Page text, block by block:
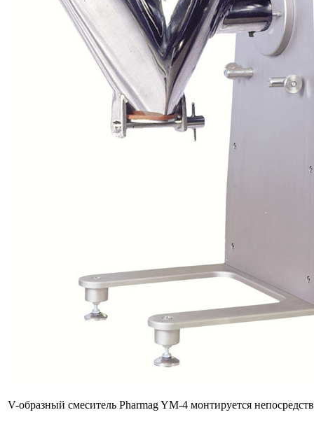
V-образный смеситель Pharmag YM-4 монтируется